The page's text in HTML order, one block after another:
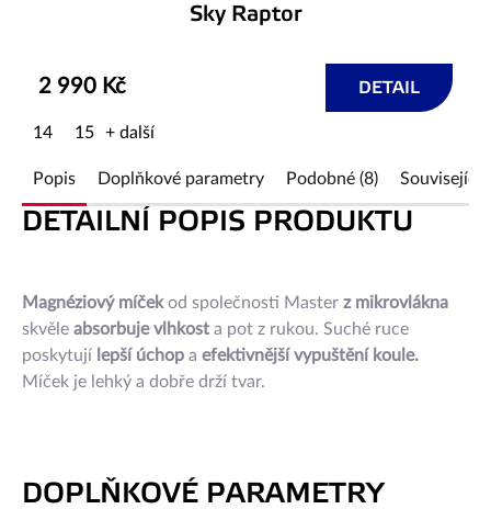
Sky Raptor
2 990 Kč DETAIL
14 15 + další
Popis Doplňkové parametry Podobné (8) Související
DETAILNÍ POPIS PRODUKTU
Magnéziový míčekod společnosti Master z mikrovlákna
skvěle absorbuje vlhkost a pot z rukou. Suché ruce
poskytují lepší úchop a efektivnější vypuštění koule.
Míček je lehký a dobře drží tvar.
DOPLŇKOVÉ PARAMETRY